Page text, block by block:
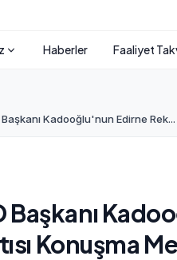
Haberler Faaliyet
Başkanı Kadooğlu'nun Edirne Rek...
Başkanı
Konuşma